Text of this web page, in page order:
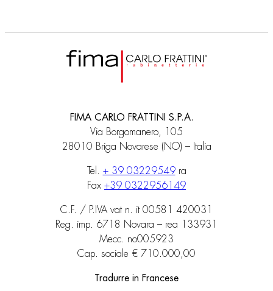
FIMA CARLO FRATTINI S.P.A.
Via Borgomanero, 105
28010 Briga Novarese (NO) – Italia
Tel. + 39 03229549ra
Fax +39 0322956149
C.F. / P.IVA vat n. it 00581 420031
Reg. imp. 6718 Novara – rea 133931
Mecc. no005923
Cap. sociale € 710.000,00
Tradurre in Francese